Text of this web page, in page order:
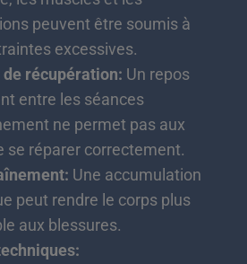
peuvent être soumis à
excessives.
de récupération: Un repos
entre les séances
ne permet pas aux
se réparer correctement.
Une accumulation
peut rendre le corps plus
aux blessures.